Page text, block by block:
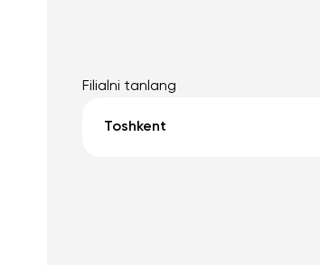
Filialni tanlang
Toshkent